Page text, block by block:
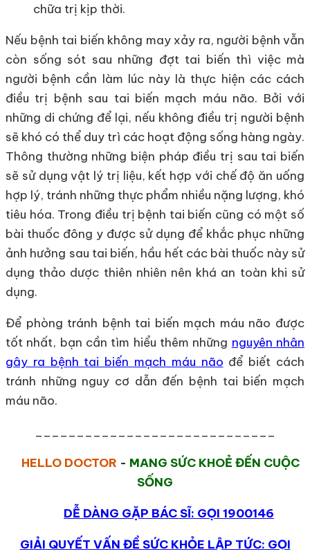
chữa trị kịp thời.
Nếu bệnh tai biến không may xảy ra, người bệnh vẫn
còn sống sót sau những đợt tai biến thì việc mà
người bệnh cần làm lúc này là thực hiện các cách
điều trị bệnh sau tai biến mạch máu não. Bởi với
những di chứng để lại, nếu không điều trị người bệnh
sẽ khó có thể duy trì các hoạt động sống hàng ngày.
Thông thường những biện pháp điều trị sau tai biến
sẽ sử dụng vật lý trị liệu, kết hợp với chế độ ăn uống
hợp lý, tránh những thực phẩm nhiều nặng lượng, khó
tiêu hóa. Trong điều trị bệnh tai biến cũng có một số
bài thuốc đông y được sử dụng để khắc phục những
ảnh hưởng sau tai biến, hầu hết các bài thuốc này sử
dụng thảo dược thiên nhiên nên khá an toàn khi sử
dụng.
Để phòng tránh bệnh tai biến mạch máu não được
tốt nhất, bạn cần tìm hiểu thêm những nguyên nhân
gây ra bệnh tai biến mạch máu não để biết cách
tránh những nguy cơ dẫn đến bệnh tai biến mạch
máu não.
HELLO DOCTOR - MANG SỨC KHOẺ ĐẾN CUỘC
SỐNG
DỄ DÀNG GẶP BÁC SĨ: GỌI 1900146
GIẢI QUYẾT VẤN ĐỀ SỨC KHỎE LẬP TỨC: GỌI